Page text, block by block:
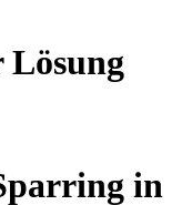
Lösung
in